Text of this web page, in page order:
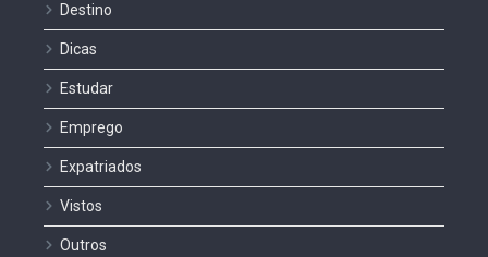
Destino
Dicas
Estudar
Emprego
Expatriados
Vistos
Outros